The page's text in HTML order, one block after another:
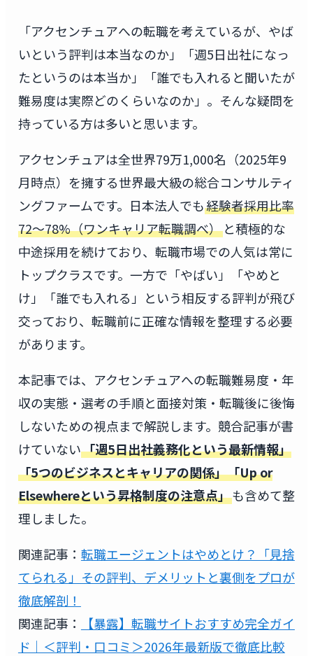
「アクセンチュアへの転職を考えているが、やば
いという評判は本当なのか」「週5日出社になっ
たというのは本当か」「誰でも入れると聞いたが
難易度は実際どのくらいなのか」。そんな疑問を
持っている方は多いと思います。
アクセンチュアは全世界79万1,000名（2025年9
月時点）を擁する世界最大級の総合コンサルティ
ングファームです。日本法人でも経験者採用比率
72〜78%（ワンキャリア転職調べ）と積極的な
中途採用を続けており、転職市場での人気は常に
トップクラスです。一方で「やばい」「やめと
け」「誰でも入れる」という相反する評判が飛び
交っており、転職前に正確な情報を整理する必要
があります。
本記事では、アクセンチュアへの転職難易度・年
収の実態・選考の手順と面接対策・転職後に後悔
しないための視点まで解説します。競合記事が書
けていない「週5日出社義務化という最新情報」
「5つのビジネスとキャリアの関係」「Up or
Elsewhereという昇格制度の注意点」も含めて整
理しました。
関連記事： 転職エージェントはやめとけ？「見捨
てられる」その評判、デメリットと裏側をプロが
徹底解剖！
関連記事：
【暴露】転職サイトおすすめ完全ガイ
ド｜＜評判・口コミ＞2026年最新版で徹底比較